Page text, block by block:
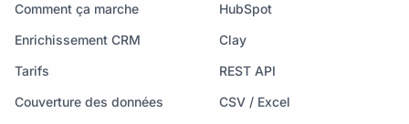
Comment ça marche
Enrichissement CRM
Tarifs
Couverture des données
HubSpot
Clay
REST API
CSV / Excel